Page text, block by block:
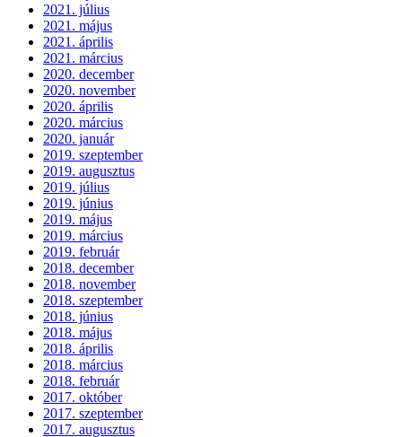
2021. július
2021. május
2021. április
2021. március
2020. december
2020. november
2020. április
2020. március
2020. január
2019. szeptember
2019. augusztus
2019. július
2019. június
2019. május
2019. március
2019. február
2018. december
2018. november
2018. szeptember
2018. június
2018. május
2018. április
2018. március
2018. február
2017. október
2017. szeptember
2017. augusztus